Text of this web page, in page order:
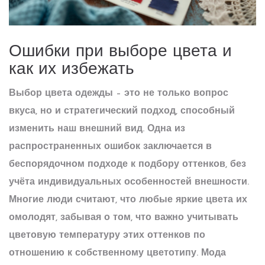
Ошибки при выборе цвета и
как их избежать
Выбор цвета одежды – это не только вопрос
вкуса, но и стратегический подход, способный
изменить наш внешний вид. Одна из
распространенных ошибок заключается в
беспорядочном подходе к подбору оттенков, без
учёта индивидуальных особенностей внешности.
Многие люди считают, что любые яркие цвета их
омолодят, забывая о том, что важно учитывать
цветовую температуру этих оттенков по
отношению к собственному цветотипу. Мода